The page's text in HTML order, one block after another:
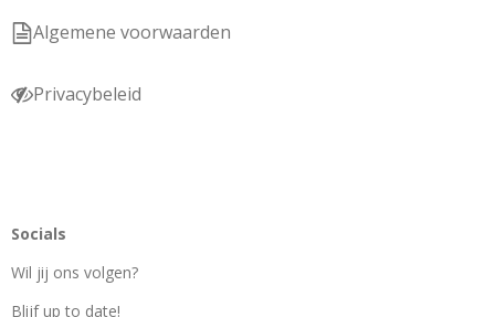
Algemene voorwaarden
Privacybeleid
Socials
Wil jij ons volgen?
Blijf up to date!